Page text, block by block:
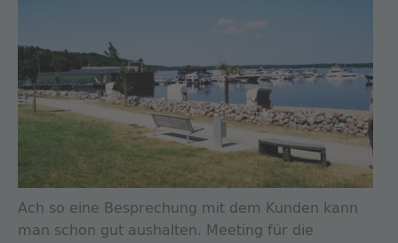
Ach so eine Besprechung mit dem Kunden kann
man schon gut aushalten. Meeting für die